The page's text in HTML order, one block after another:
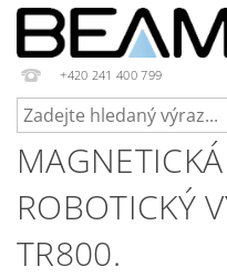
+420 241 400 799
ROBOTICKÝ
TR800.